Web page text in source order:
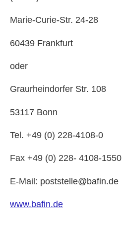
Marie-Curie-Str. 24-28
60439 Frankfurt
oder
Graurheindorfer Str. 108
53117 Bonn
Tel. +49 (0) 228-4108-0
Fax +49 (0) 228- 4108-1550
E-Mail: poststelle@bafin.de
www.bafin.de